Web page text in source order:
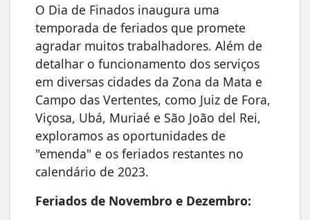
O Dia de Finados inaugura uma
temporada de feriados que promete
agradar muitos trabalhadores. Além de
detalhar o funcionamento dos serviços
em diversas cidades da Zona da Mata e
Campo das Vertentes, como Juiz de Fora,
Viçosa, Ubá, Muriaé e São João del Rei,
exploramos as oportunidades de
"emenda" e os feriados restantes no
calendário de 2023.
Feriados de Novembro e Dezembro: